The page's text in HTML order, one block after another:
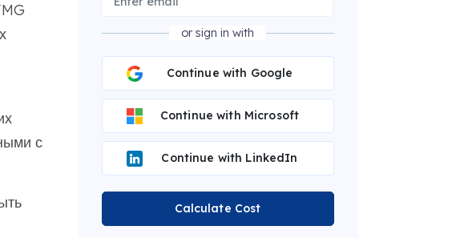
с
or sign in with
Continue with Google
Continue with Microsoft
Continue with LinkedIn
Calculate Cost